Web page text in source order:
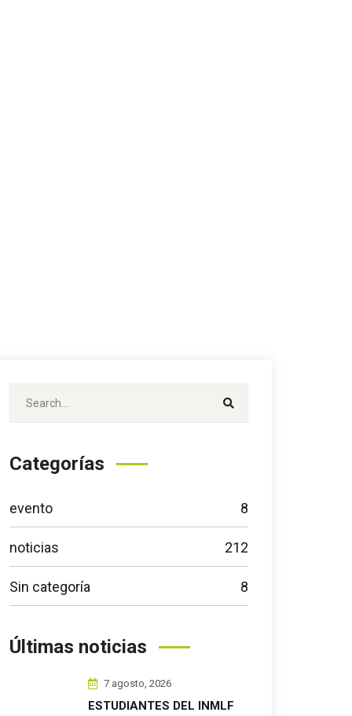
Categorías
evento 8
noticias 212
Sin categoría 8
Últimas noticias
7 agosto, 2026
ESTUDIANTES DEL INMLF